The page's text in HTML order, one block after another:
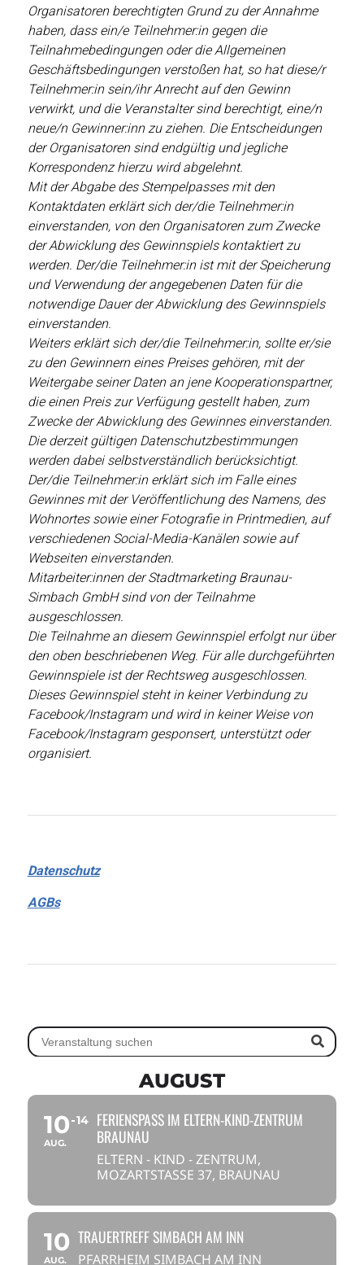
Organisatoren berechtigten Grund zu der Annahme
haben, dass ein/e Teilnehmer:in gegen die
Teilnahmebedingungen oder die Allgemeinen
Geschäftsbedingungen verstoßen hat, so hat diese/r
Teilnehmer:in sein/ihr Anrecht auf den Gewinn
verwirkt, und die Veranstalter sind berechtigt, eine/n
neue/n Gewinner:inn zu ziehen. Die Entscheidungen
der Organisatoren sind endgültig und jegliche
Korrespondenz hierzu wird abgelehnt.
Mit der Abgabe des Stempelpasses mit den
Kontaktdaten erklärt sich der/die Teilnehmer:in
einverstanden, von den Organisatoren zum Zwecke
der Abwicklung des Gewinnspiels kontaktiert zu
werden. Der/die Teilnehmer:in ist mit der Speicherung
und Verwendung der angegebenen Daten für die
notwendige Dauer der Abwicklung des Gewinnspiels
einverstanden.
Weiters erklärt sich der/die Teilnehmer:in, sollte er/sie
zu den Gewinnern eines Preises gehören, mit der
Weitergabe seiner Daten an jene Kooperationspartner,
die einen Preis zur Verfügung gestellt haben, zum
Zwecke der Abwicklung des Gewinnes einverstanden.
Die derzeit gültigen Datenschutzbestimmungen
werden dabei selbstverständlich berücksichtigt.
Der/die Teilnehmer:in erklärt sich im Falle eines
Gewinnes mit der Veröffentlichung des Namens, des
Wohnortes sowie einer Fotografie in Printmedien, auf
verschiedenen Social-Media-Kanälen sowie auf
Webseiten einverstanden.
Mitarbeiter:innen der Stadtmarketing Braunau-
Simbach GmbH sind von der Teilnahme
ausgeschlossen.
Die Teilnahme an diesem Gewinnspiel erfolgt nur über
den oben beschriebenen Weg. Für alle durchgeführten
Gewinnspiele ist der Rechtsweg ausgeschlossen.
Dieses Gewinnspiel steht in keiner Verbindung zu
Facebook/Instagram und wird in keiner Weise von
Facebook/Instagram gesponsert, unterstützt oder
organisiert.
Datenschutz
AGBs
AUGUST
10
AUG.
14
FERIENSPASS IM ELTERN-KIND-ZENTRUM
BRAUNAU
ELTERN - KIND - ZENTRUM,
MOZARTSTASSE 37, BRAUNAU
10
AUG.
TRAUERTREFF SIMBACH AM INN
PFARRHEIM SIMBACH AM INN